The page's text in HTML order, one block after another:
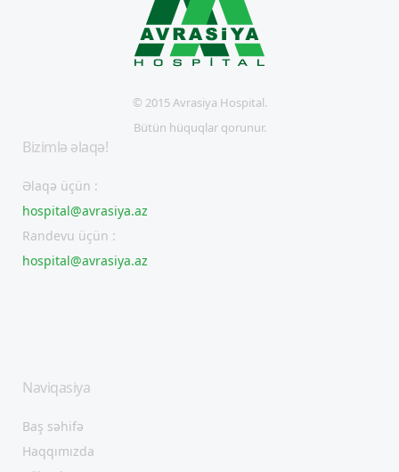
© 2015 Avrasiya Hospital.
Bütün hüquqlar qorunur.
Bizimlə əlaqə!
Əlaqə üçün :
hospital@avrasiya.az
Randevu üçün :
hospital@avrasiya.az
Naviqasiya
Baş səhifə
Haqqımızda